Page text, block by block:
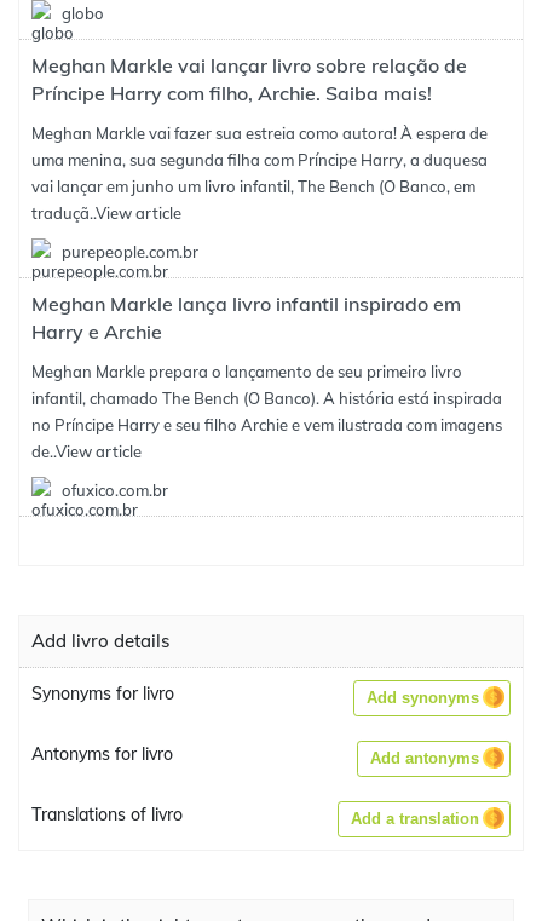
globo
Meghan Markle vai lançar livro sobre relação de
Príncipe Harry com filho, Archie. Saiba mais!
Meghan Markle vai fazer sua estreia como autora! À espera de
uma menina, sua segunda filha com Príncipe Harry, a duquesa
vai lançar em junho um livro infantil, The Bench (O Banco, em
traduçã..View article
purepeople.com.br
Meghan Markle lança livro infantil inspirado em
Harry e Archie
Meghan Markle prepara o lançamento de seu primeiro livro
infantil, chamado The Bench (O Banco). A história está inspirada
no Príncipe Harry e seu filho Archie e vem ilustrada com imagens
de..View article
ofuxico.com.br
Add livro details
Synonyms for livro Add synonyms
Antonyms for livro Add antonyms
Translations of livro Add a translation